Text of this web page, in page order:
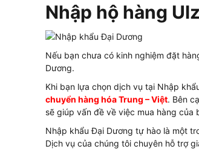
Nhập hộ hàng
Nếu bạn chưa có kinh nghiệm đặt
Dương.
Khi bạn lựa chọn dịch vụ tại Nhập
chuyển hàng hóa Trung – Việt. Bên
sẽ giúp vấn đề về việc mua hàng
Nhập khẩu Đại Dương tự hào là một
Dịch vụ của chúng tôi chuyên hỗ trợ